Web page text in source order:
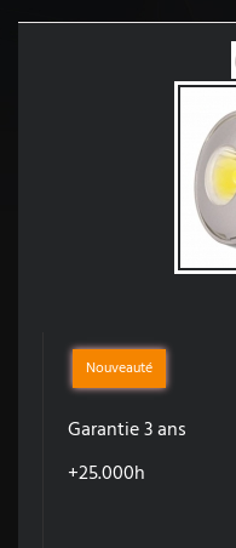
Nouveauté
Garantie 3 ans
+25.000h